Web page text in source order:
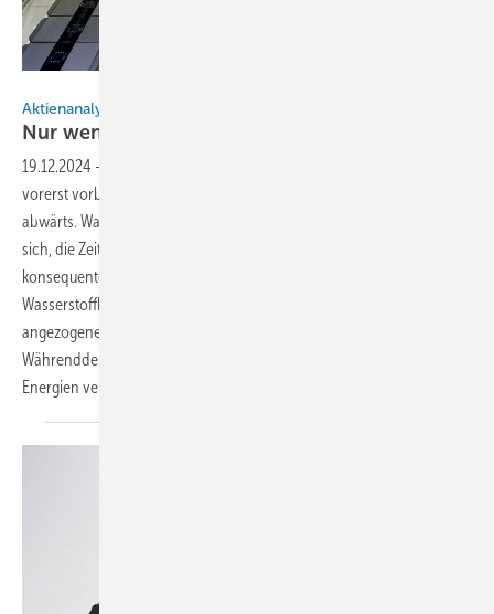
Aktienanalyse von Jörg Weber, ECOreporter
Nur wenige Werte sind auf der
19.12.2024 -
vorerst vorbei: Für die meisten H
abwärts. Was paradox erscheint, denn der Klimawandel beschleunigt
sich, die Zeit ihn zu bremsen verrinnt. Umso notwendiger wäre eine
konsequente Energiewende, und dazu gehört nun einmal die
Wasserstoffbranche. Doch derzeit läuft in der Energiepolitik vieles mit
angezogener Handbremse, wenn es um erneuerbare Energien geht.
Währenddessen sichern die Unternehmen, die ihr Geld mit fossilen
Energien verdienen, ihre